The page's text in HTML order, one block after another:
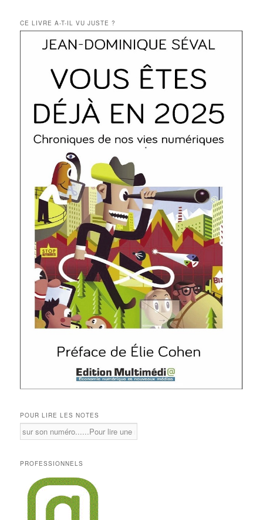
CE LIVRE A-T-IL VU JUSTE ?
POUR LIRE LES NOTES
PROFESSIONNELS